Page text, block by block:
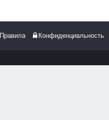
Конфиденциальность
Правила